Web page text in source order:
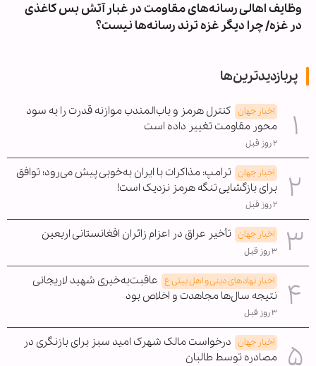
وظایف اهالی رسانه‌های مقاومت در غبار آتش بس کاغذی
در غزه/ چرا دیگر غزه ترند رسانه‌ها نیست؟
پربازدیدترین‌ها
اخبار جهان کنترل هرمز و باب‌المندب موازنه قدرت را به سود
محور مقاومت تغییر داده است
۲ روز قبل
اخبار جهان ترامپ: مذاکرات با ایران به‌خوبی پیش می‌رود؛ توافق
برای بازگشایی تنگه هرمز نزدیک است!
۲ روز قبل
اخبار جهان تأخیر عراق در اعزام زائران افغانستانی اربعین
۳ روز قبل
اخبار نهادهای دینی و اهل بیتی ع عاقبت‌به‌خیری شهید لاریجانی
نتیجه سال‌ها مجاهدت و اخلاص بود
۳ روز قبل
اخبار جهان درخواست مالک شهرک امید سبز برای بازنگری در
مصادره توسط طالبان